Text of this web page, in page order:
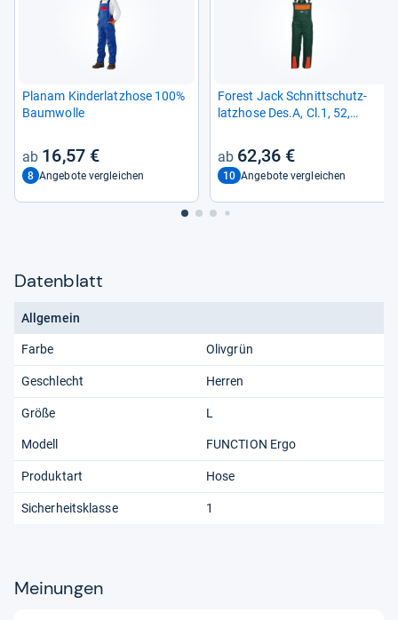
Pla­nam Kin­der­latz­hose 100%
Baum­wolle
16,57 €
8 Angebote vergleichen
Forest Jack Schnitt­schutz­
latz­hose Des.A, Cl.1, 52,
62,36 €
10 Angebote vergleichen
Datenblatt
Allgemein
Farbe Olivgrün
Geschlecht Herren
Größe L
Modell FUNCTION Ergo
Produktart Hose
Sicherheitsklasse 1
Meinungen